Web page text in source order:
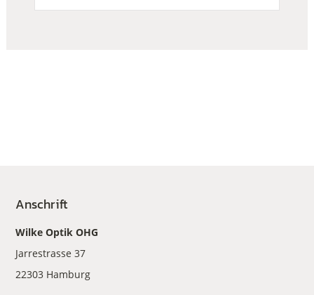
Anschrift
Wilke Optik OHG
Jarrestrasse 37
22303 Hamburg